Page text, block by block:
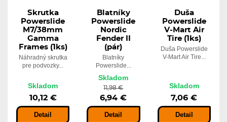
Skrutka
Powerslide
M7/38mm
Gamma
Frames (1ks)
Náhradný skrutka
pre podvozky...
Skladom
10,12 €
Detail
Blatníky
Powerslide
Nordic
Fender II
(pár)
Blatníky
Powerslide...
Skladom
11,98 €
6,94 €
Detail
Duša
Powerslide
V-Mart Air
Tire (1ks)
Duša Powerslide
V-Mart Air Tire...
Skladom
7,06 €
Detail